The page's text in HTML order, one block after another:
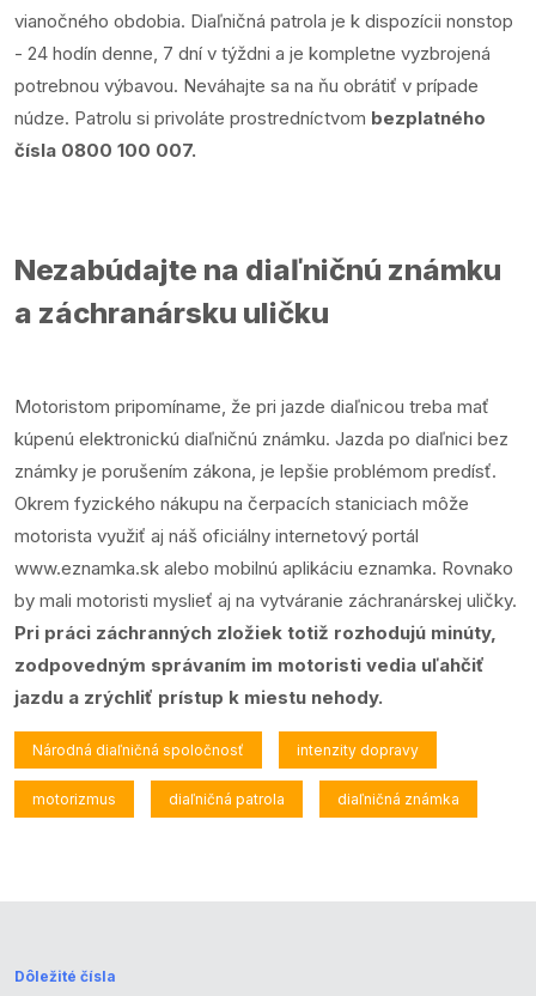
vianočného obdobia. Diaľničná patrola je k dispozícii nonstop
- 24 hodín denne, 7 dní v týždni a je kompletne vyzbrojená
potrebnou výbavou. Neváhajte sa na ňu obrátiť v prípade
núdze. Patrolu si privoláte prostredníctvom bezplatného
čísla 0800 100 007.
Nezabúdajte na diaľničnú známku
a záchranársku uličku
Motoristom pripomíname, že pri jazde diaľnicou treba mať
kúpenú elektronickú diaľničnú známku. Jazda po diaľnici bez
známky je porušením zákona, je lepšie problémom predísť.
Okrem fyzického nákupu na čerpacích staniciach môže
motorista využiť aj náš oficiálny internetový portál
www.eznamka.sk alebo mobilnú aplikáciu eznamka. Rovnako
by mali motoristi myslieť aj na vytváranie záchranárskej uličky.
Pri práci záchranných zložiek totiž rozhodujú minúty,
zodpovedným správaním im motoristi vedia uľahčiť
jazdu a zrýchliť prístup k miestu nehody.
Národná diaľničná spoločnosť intenzity dopravy
motorizmus diaľničná patrola diaľničná známka
Dôležité čísla